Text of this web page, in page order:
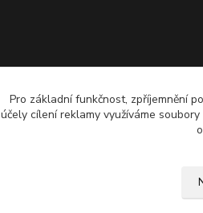
Pro základní funkčnost, zpříjemnění
účely cílení reklamy využíváme